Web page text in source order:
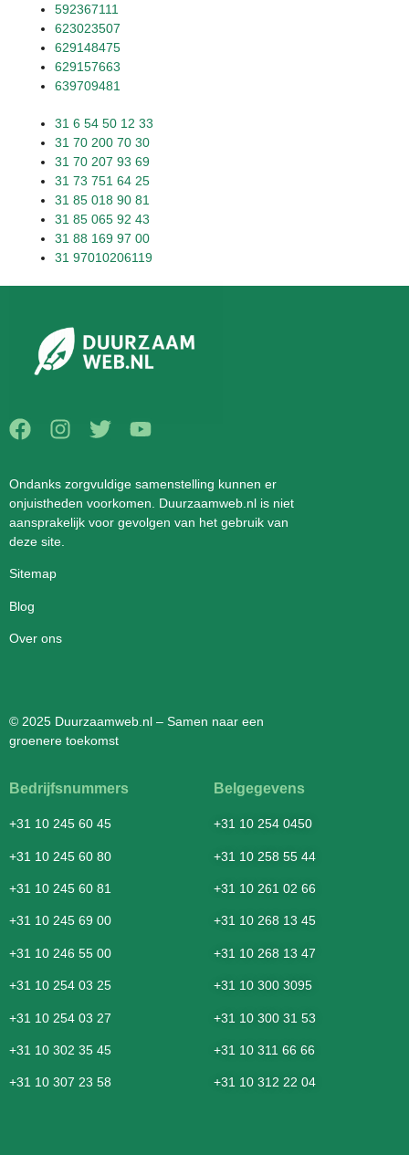
592367111
623023507
629148475
629157663
639709481
31 6 54 50 12 33
31 70 200 70 30
31 70 207 93 69
31 73 751 64 25
31 85 018 90 81
31 85 065 92 43
31 88 169 97 00
31 97010206119
Ondanks zorgvuldige samenstelling kunnen er
onjuistheden voorkomen. Duurzaamweb.nl is niet
aansprakelijk voor gevolgen van het gebruik van
deze site.
Sitemap
Blog
Over ons
© 2025 Duurzaamweb.nl – Samen naar een
groenere toekomst
Bedrijfsnummers
+31 10 245 60 45
+31 10 245 60 80
+31 10 245 60 81
+31 10 245 69 00
+31 10 246 55 00
+31 10 254 03 25
+31 10 254 03 27
+31 10 302 35 45
+31 10 307 23 58
Belgegevens
+31 10 254 0450
+31 10 258 55 44
+31 10 261 02 66
+31 10 268 13 45
+31 10 268 13 47
+31 10 300 3095
+31 10 300 31 53
+31 10 311 66 66
+31 10 312 22 04